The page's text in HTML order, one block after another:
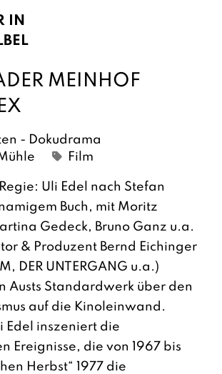
IN
MEINHOF
- Dokudrama
Film
Uli Edel nach Stefan
Buch, mit Moritz
Gedeck, Bruno Ganz u.a.
& Produzent Bernd Eichinger
DER UNTERGANG u.a.)
Austs Standardwerk über den
auf die Kinoleinwand.
Edel inszeniert die
Ereignisse, die von 1967 bis
Herbst“ 1977 die